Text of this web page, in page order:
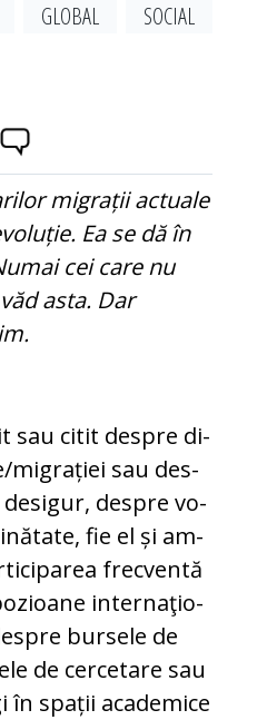
GLOBAL
SOCIAL
migrații actuale
Ea se dă în
cei care nu
asta. Dar
sau citit despre di­
migrației sau des­
despre vo­
fie el și am­
frecventă
inter­na­ţio­
bursele de
de cercetare sau
în spații academice